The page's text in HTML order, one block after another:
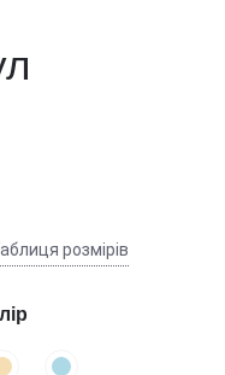
розмірів